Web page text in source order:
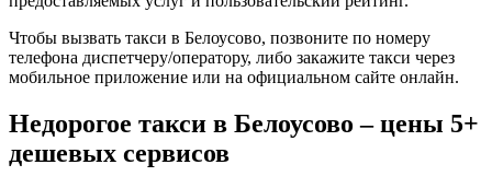
Чтобы вызвать такси в Белоусово, позвоните по номеру
телефона диспетчеру/оператору, либо закажите такси через
мобильное приложение или на официальном сайте онлайн.
Недорогое такси в Белоусово – цены 5+
дешевых сервисов